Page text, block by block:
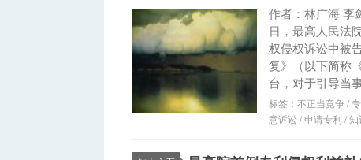
作者：林广海 李
日，最高人民法
权侵权诉讼中被
复》（以下简称
台，对于引导当
标签：不正当竞争/
意诉讼/申请专利 /知